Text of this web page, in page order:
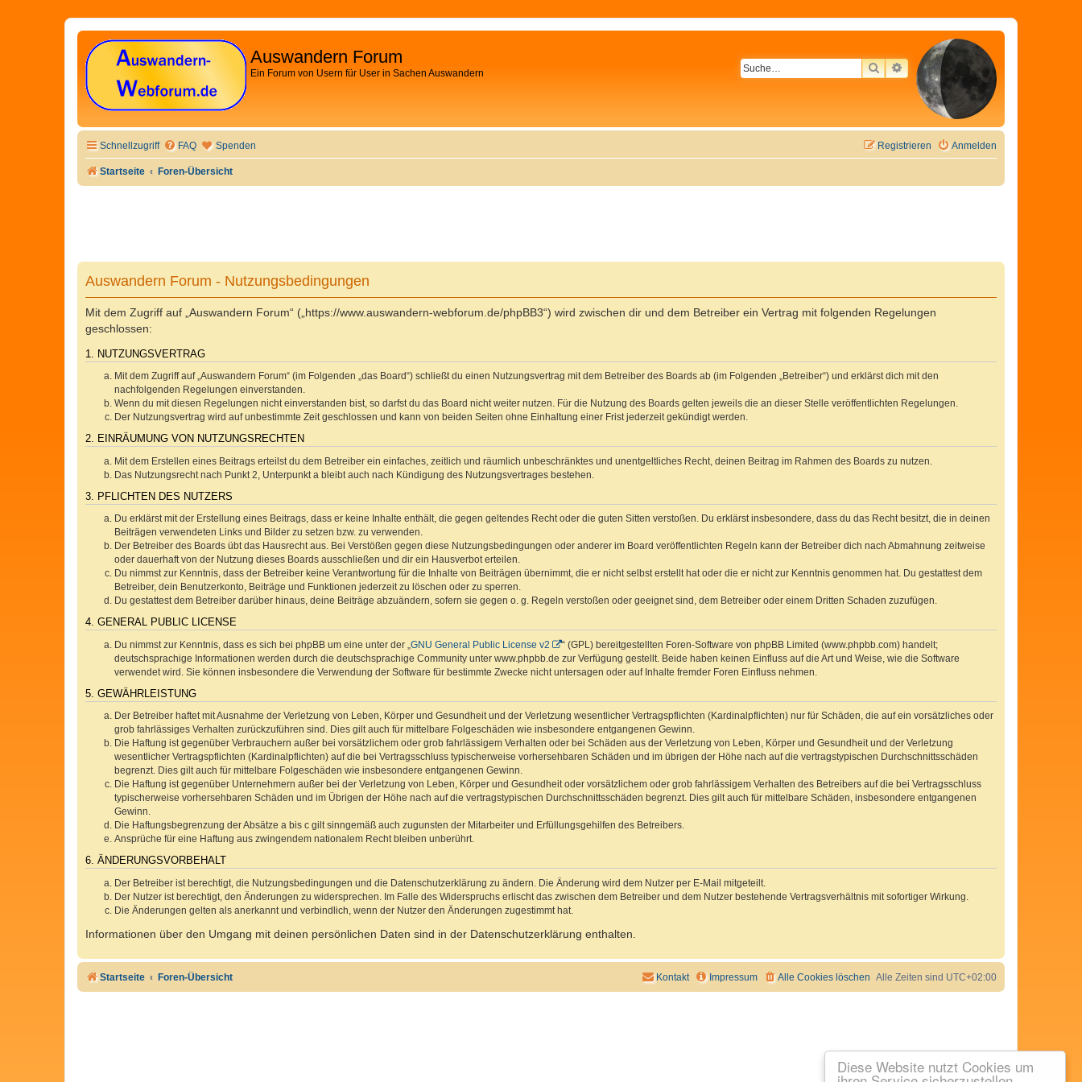
Diese Website nutzt Cookies um
Auswandern Forum
Ein Forum von Usern für User in Sachen Auswandern SUCHEERWEITERTE SUCHE
Schnellzugriff FAQ Spenden Anmelden
Registrieren
Startseite Foren-Übersicht
Auswandern Forum - Nutzungsbedingungen
Mit dem Zugriff auf „Auswandern Forum“ („https://www.auswandern-webforum.de/phpBB3“) wird zwischen dir und dem Betreiber ein Vertrag mit folgenden Regelungen
geschlossen:
1. NUTZUNGSVERTRAG
Mit dem Zugriff auf „Auswandern Forum“ (im Folgenden „das Board“) schließt du einen Nutzungsvertrag mit dem Betreiber des Boards ab (im Folgenden „Betreiber“) und erklärst dich mit den
nachfolgenden Regelungen einverstanden.
Wenn du mit diesen Regelungen nicht einverstanden bist, so darfst du das Board nicht weiter nutzen. Für die Nutzung des Boards gelten jeweils die an dieser Stelle veröffentlichten Regelungen.
Der Nutzungsvertrag wird auf unbestimmte Zeit geschlossen und kann von beiden Seiten ohne Einhaltung einer Frist jederzeit gekündigt werden.
2. EINRÄUMUNG VON NUTZUNGSRECHTEN
Mit dem Erstellen eines Beitrags erteilst du dem Betreiber ein einfaches, zeitlich und räumlich unbeschränktes und unentgeltliches Recht, deinen Beitrag im Rahmen des Boards zu nutzen.
Das Nutzungsrecht nach Punkt 2, Unterpunkt a bleibt auch nach Kündigung des Nutzungsvertrages bestehen.
3. PFLICHTEN DES NUTZERS
Du erklärst mit der Erstellung eines Beitrags, dass er keine Inhalte enthält, die gegen geltendes Recht oder die guten Sitten verstoßen. Du erklärst insbesondere, dass du das Recht besitzt, die in deinen
Beiträgen verwendeten Links und Bilder zu setzen bzw. zu verwenden.
Der Betreiber des Boards übt das Hausrecht aus. Bei Verstößen gegen diese Nutzungsbedingungen oder anderer im Board veröffentlichten Regeln kann der Betreiber dich nach Abmahnung zeitweise
oder dauerhaft von der Nutzung dieses Boards ausschließen und dir ein Hausverbot erteilen.
Du nimmst zur Kenntnis, dass der Betreiber keine Verantwortung für die Inhalte von Beiträgen übernimmt, die er nicht selbst erstellt hat oder die er nicht zur Kenntnis genommen hat. Du gestattest dem
Betreiber, dein Benutzerkonto, Beiträge und Funktionen jederzeit zu löschen oder zu sperren.
Du gestattest dem Betreiber darüber hinaus, deine Beiträge abzuändern, sofern sie gegen o. g. Regeln verstoßen oder geeignet sind, dem Betreiber oder einem Dritten Schaden zuzufügen.
4. GENERAL PUBLIC LICENSE
Du nimmst zur Kenntnis, dass es sich bei phpBB um eine unter der „ GNU General Public License v2
“ (GPL) bereitgestellten Foren-Software von phpBB Limited (www.phpbb.com) handelt;
deutschsprachige Informationen werden durch die deutschsprachige Community unter www.phpbb.de zur Verfügung gestellt. Beide haben keinen Einfluss auf die Art und Weise, wie die Software
verwendet wird. Sie können insbesondere die Verwendung der Software für bestimmte Zwecke nicht untersagen oder auf Inhalte fremder Foren Einfluss nehmen.
5. GEWÄHRLEISTUNG
Der Betreiber haftet mit Ausnahme der Verletzung von Leben, Körper und Gesundheit und der Verletzung wesentlicher Vertragspflichten (Kardinalpflichten) nur für Schäden, die auf ein vorsätzliches oder
grob fahrlässiges Verhalten zurückzuführen sind. Dies gilt auch für mittelbare Folgeschäden wie insbesondere entgangenen Gewinn.
Die Haftung ist gegenüber Verbrauchern außer bei vorsätzlichem oder grob fahrlässigem Verhalten oder bei Schäden aus der Verletzung von Leben, Körper und Gesundheit und der Verletzung
wesentlicher Vertragspflichten (Kardinalpflichten) auf die bei Vertragsschluss typischerweise vorhersehbaren Schäden und im übrigen der Höhe nach auf die vertragstypischen Durchschnittsschäden
begrenzt. Dies gilt auch für mittelbare Folgeschäden wie insbesondere entgangenen Gewinn.
Die Haftung ist gegenüber Unternehmern außer bei der Verletzung von Leben, Körper und Gesundheit oder vorsätzlichem oder grob fahrlässigem Verhalten des Betreibers auf die bei Vertragsschluss
typischerweise vorhersehbaren Schäden und im Übrigen der Höhe nach auf die vertragstypischen Durchschnittsschäden begrenzt. Dies gilt auch für mittelbare Schäden, insbesondere entgangenen
Gewinn.
Die Haftungsbegrenzung der Absätze a bis c gilt sinngemäß auch zugunsten der Mitarbeiter und Erfüllungsgehilfen des Betreibers.
Ansprüche für eine Haftung aus zwingendem nationalem Recht bleiben unberührt.
6. ÄNDERUNGSVORBEHALT
Der Betreiber ist berechtigt, die Nutzungsbedingungen und die Datenschutzerklärung zu ändern. Die Änderung wird dem Nutzer per E-Mail mitgeteilt.
Der Nutzer ist berechtigt, den Änderungen zu widersprechen. Im Falle des Widerspruchs erlischt das zwischen dem Betreiber und dem Nutzer bestehende Vertragsverhältnis mit sofortiger Wirkung.
Die Änderungen gelten als anerkannt und verbindlich, wenn der Nutzer den Änderungen zugestimmt hat.
Informationen über den Umgang mit deinen persönlichen Daten sind in der Datenschutzerklärung enthalten.
Startseite Foren-Übersicht Alle Zeiten sind UTC+02:00
Alle Cookies löschen
Impressum
Kontakt